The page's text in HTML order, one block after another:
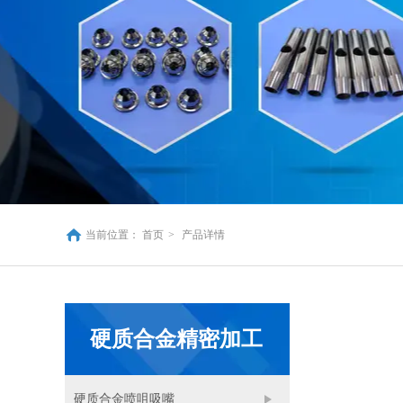
当前位置： 首页 > 产品详情
硬质合金精密加工
硬质合金喷咀吸嘴